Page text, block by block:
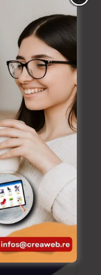
attractive. Ses
étant
de booster le
dans les
pour
promettons
site web.
également la
les erreurs